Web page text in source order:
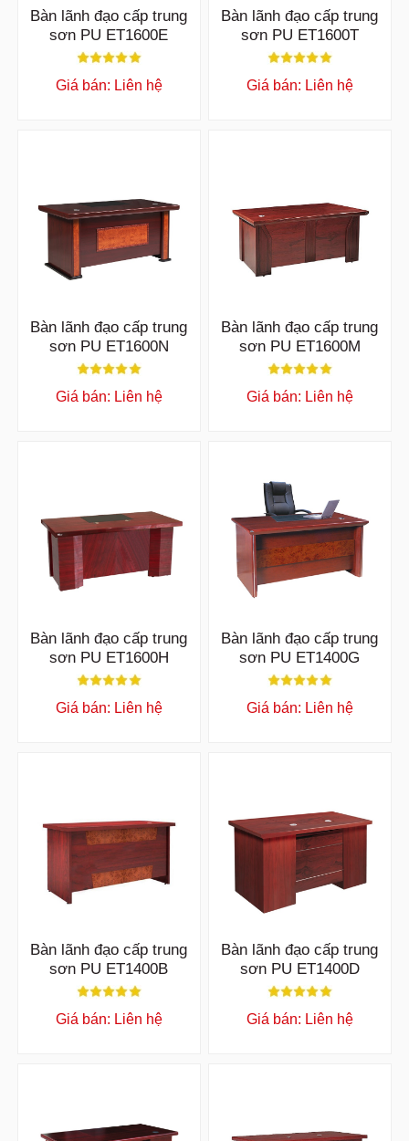
Bàn lãnh đạo cấp trung
sơn PU ET1600E
Giá bán: Liên hệ
Bàn lãnh đạo cấp trung
sơn PU ET1600T
Giá bán: Liên hệ
Bàn lãnh đạo cấp trung
sơn PU ET1600N
Giá bán: Liên hệ
Bàn lãnh đạo cấp trung
sơn PU ET1600M
Giá bán: Liên hệ
Bàn lãnh đạo cấp trung
sơn PU ET1600H
Giá bán: Liên hệ
Bàn lãnh đạo cấp trung
sơn PU ET1400G
Giá bán: Liên hệ
Bàn lãnh đạo cấp trung
sơn PU ET1400B
Giá bán: Liên hệ
Bàn lãnh đạo cấp trung
sơn PU ET1400D
Giá bán: Liên hệ